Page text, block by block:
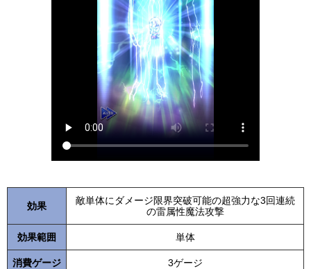
効果
敵単体にダメージ限界突破可能の超強力な3回連続
の雷属性魔法攻撃
効果範囲 単体
消費ゲージ 3ゲージ